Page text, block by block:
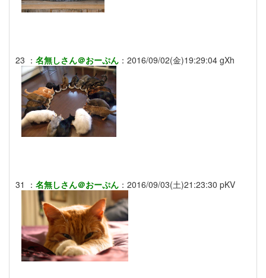
23 ： 名無しさん＠おーぷん ： 2016/09/02(金)19:29:04 gXh
31 ： 名無しさん＠おーぷん ： 2016/09/03(土)21:23:30 pKV